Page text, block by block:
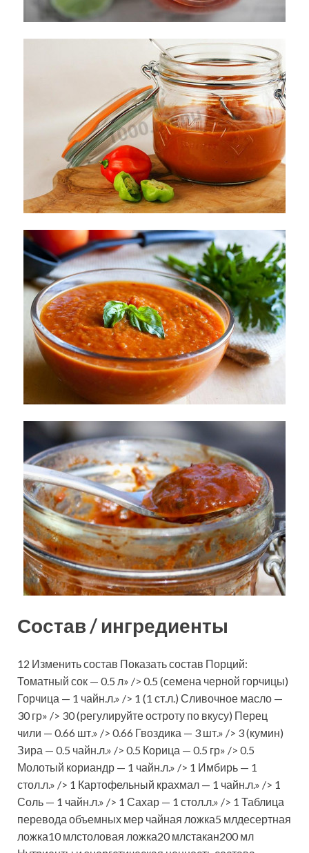
Состав / ингредиенты
12 Изменить состав Показать состав Порций:
Томатный сок — 0.5 л» /> 0.5 (семена черной горчицы)
Горчица — 1 чайн.л.» /> 1 (1 ст.л.) Сливочное масло —
30 гр» /> 30 (регулируйте остроту по вкусу) Перец
чили — 0.66 шт.» /> 0.66 Гвоздика — 3 шт.» /> 3 (кумин)
Зира — 0.5 чайн.л.» /> 0.5 Корица — 0.5 гр» /> 0.5
Молотый кориандр — 1 чайн.л.» /> 1 Имбирь — 1
стол.л.» /> 1 Картофельный крахмал — 1 чайн.л.» /> 1
Соль — 1 чайн.л.» /> 1 Сахар — 1 стол.л.» /> 1 Таблица
перевода объемных мер чайная ложка5 млдесертная
ложка10 млстоловая ложка20 млстакан200 мл